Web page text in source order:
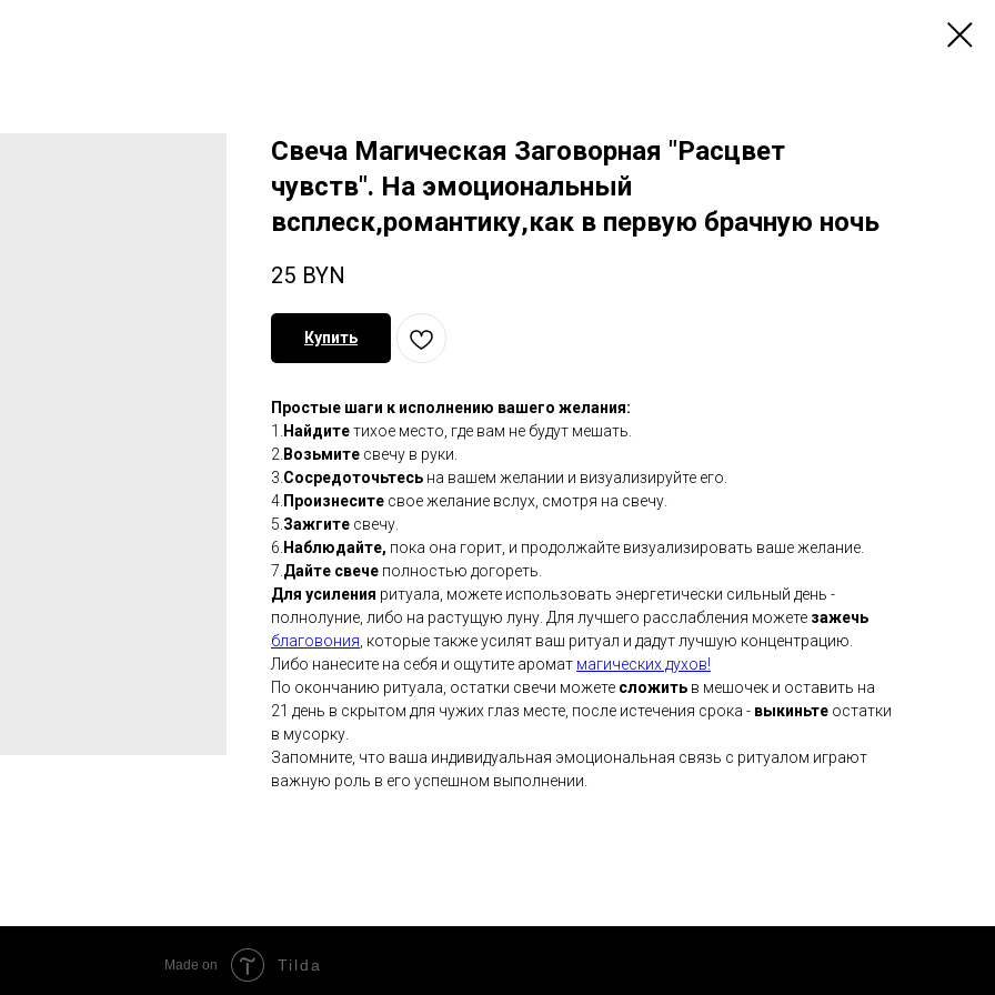
Свеча Магическая Заговорная "Расцвет
чувств". На эмоциональный
всплеск,романтику,как в первую брачную ночь
25 BYN
Купить
Простые шаги к исполнению вашего желания:
1. Найдитетихое место, где вам не будут мешать.
2. Возьмите свечу в руки.
3.Сосредоточьтесь на вашем желании и визуализируйте его.
4. Произнесите свое желание вслух, смотря на свечу.
5.Зажгите свечу.
6. Наблюдайте, пока она горит, и продолжайте визуализировать ваше желание.
7.Дайте свече полностью догореть.
Для усиления ритуала, можете использовать энергетически сильный день -
полнолуние, либо на растущую луну. Для лучшего расслабления можете зажечь
благовония, которые также усилят ваш ритуал и дадут лучшую концентрацию.
Либо нанесите на себя и ощутите аромат магических духов!
По окончанию ритуала, остатки свечи можете сложить в мешочек и оставить на
21 день в скрытом для чужих глаз месте, после истечения срока - выкиньте остатки
в мусорку.
Запомните, что ваша индивидуальная эмоциональная связь с ритуалом играют
важную роль в его успешном выполнении.
Made on Tilda